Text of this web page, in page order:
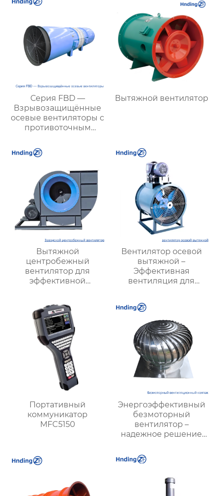
Серия FBD —
Взрывозащищённые
осевые вентиляторы с
противоточным
высокоэффективное и
решение для
вентиляции
Вытяжной вентилятор
Вытяжной
центробежный
вентилятор для
эффективной
промышленных
объектов | Купить с
доставкой
Вентилятор осевой
вытяжной –
Эффективная
вентиляция для
объектов и офисных
помещений
Портативный
коммуникатор
MFC5150
Энергоэффективный
безмоторный
вентилятор –
надежное решение